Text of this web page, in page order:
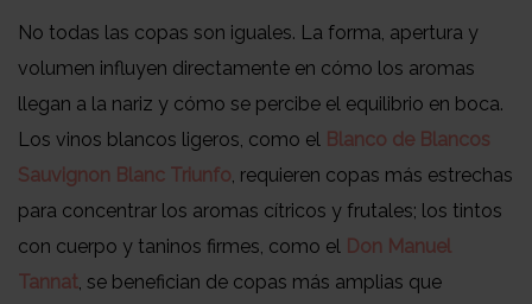
No todas las copas son iguales. La forma, apertura y
volumen influyen directamente en cómo los aromas
llegan a la nariz y cómo se percibe el equilibrio en boca.
Los vinos blancos ligeros, como el Blanco de Blancos
Sauvignon Blanc Triunfo, requieren copas más estrechas
para concentrar los aromas cítricos y frutales; los tintos
con cuerpo y taninos firmes, como el Don Manuel
Tannat, se benefician de copas más amplias que